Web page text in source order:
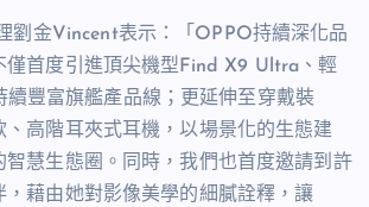
劉金Vincent表示：「OPPO持續深化品
僅首度引進頂尖機型Find X9 Ultra、輕
續豐富旗艦產品線；更延伸至穿戴裝
、高階耳夾式耳機，以場景化的生態建
智慧生態圈。同時，我們也首度邀請到許
，藉由她對影像美學的細膩詮釋，讓